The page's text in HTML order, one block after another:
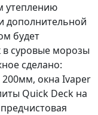
утеплению
дополнительной
будет
в суровые морозы
сделано:
200мм, окна Ivaper
Quick Deck на